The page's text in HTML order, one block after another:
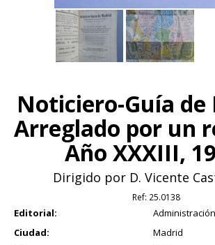
Noticiero-Guía de
Arreglado por un
Año XXXIII,
Dirigido por D. Vicente
Ref: 25.0138
Editorial:
Ciudad:
Madrid